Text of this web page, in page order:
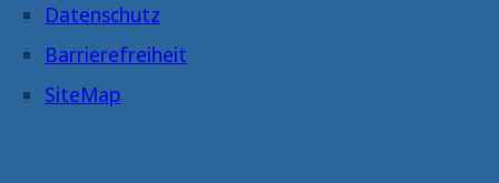
Datenschutz
Barrierefreiheit
SiteMap